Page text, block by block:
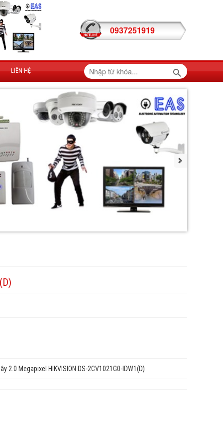
0937251919
LIÊN HỆ
2.0 Megapixel HIKVISION DS-2CV1021G0-IDW1(D)